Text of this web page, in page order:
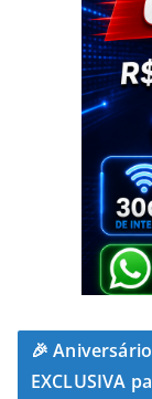
🎉
EXCLUSIVA